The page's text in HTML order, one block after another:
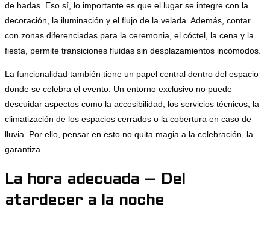
de hadas. Eso sí, lo importante es que el lugar se integre con la
decoración, la iluminación y el flujo de la velada. Además, contar
con zonas diferenciadas para la ceremonia, el cóctel, la cena y la
fiesta, permite transiciones fluidas sin desplazamientos incómodos.
La funcionalidad también tiene un papel central dentro del espacio
donde se celebra el evento. Un entorno exclusivo no puede
descuidar aspectos como la accesibilidad, los servicios técnicos, la
climatización de los espacios cerrados o la cobertura en caso de
lluvia. Por ello, pensar en esto no quita magia a la celebración, la
garantiza.
La hora adecuada – Del
atardecer a la noche